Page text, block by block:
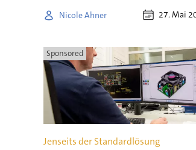
Nicole Ahner 27. Mai
Sponsored
Jenseits der Standardlösung